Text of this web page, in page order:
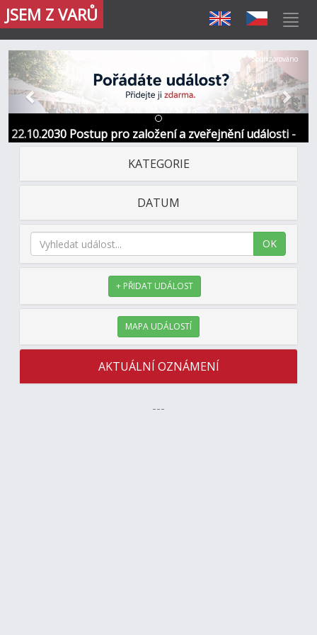
JSEM Z VARŮ
22.10.2030 Postup pro založení a zveřejnění události -
Informace / kontakt
Předchozí Další
Sponzorováno
KATEGORIE
DATUM
OK
+ PŘIDAT UDÁLOST
MAPA UDÁLOSTÍ
AKTUÁLNÍ OZNÁMENÍ
---